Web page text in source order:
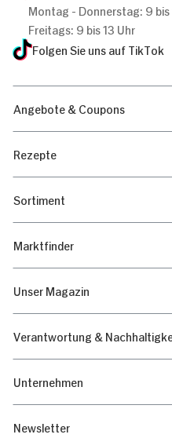
Montag - Donnerstag: 9 bis
Freitags: 9 bis 13 Uhr
Folgen Sie uns auf TikTok
Angebote & Coupons
Rezepte
Sortiment
Marktfinder
Unser Magazin
Verantwortung &
Unternehmen
Newsletter